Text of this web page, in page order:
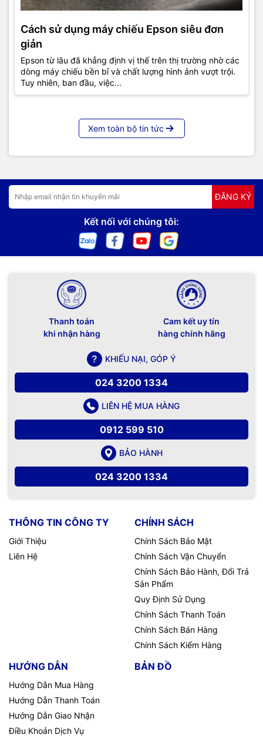
Cách sử dụng máy chiếu Epson siêu đơn
giản
Epson từ lâu đã khẳng định vị thế trên thị trường nhờ các
dòng máy chiếu bền bỉ và chất lượng hình ảnh vượt trội.
Tuy nhiên, ban đầu, việc...
Xem toàn bộ tin tức
ĐĂNG KÝ
Kết nối với chúng tôi:
Thanh toán
khi nhận hàng
Cam kết uy tín
hàng chính hãng
KHIẾU NẠI, GÓP Ý
024 3200 1334
LIÊN HỆ MUA HÀNG
0912 599 510
BẢO HÀNH
024 3200 1334
THÔNG TIN CÔNG TY
Giới Thiệu
Liên Hệ
CHÍNH SÁCH
Chính Sách Bảo Mật
Chính Sách Vận Chuyển
Chính Sách Bảo Hành, Đổi Trả
Sản Phẩm
Quy Định Sử Dụng
Chính Sách Thanh Toán
Chính Sách Bán Hàng
Chính Sách Kiểm Hàng
HƯỚNG DẪN
Hướng Dẫn Mua Hàng
Hướng Dẫn Thanh Toán
Hướng Dẫn Giao Nhận
Điều Khoản Dịch Vụ
BẢN ĐỒ